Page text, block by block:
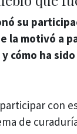
su
la motivó a
y cómo ha
con
de